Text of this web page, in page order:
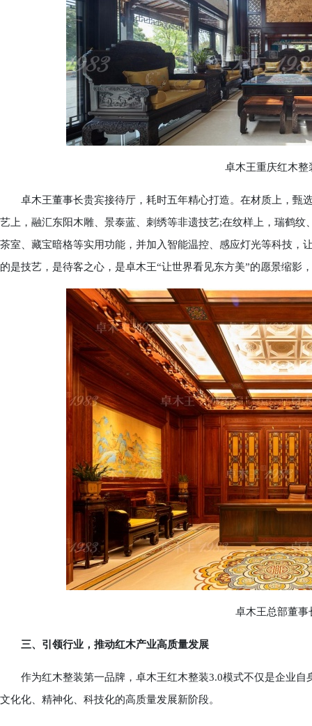
卓木王重庆红木整
卓木王董事长贵宾接待厅，耗时五年精心打造。在材质上，甄
艺上，融汇东阳木雕、景泰蓝、刺绣等非遗技艺;在纹样上，瑞鹤
茶室、藏宝暗格等实用功能，并加入智能温控、感应灯光等科技，
的是技艺，是待客之心，是卓木王“让世界看见东方美”的愿景缩影
卓木王总部董事
三、引领行业，推动红木产业高质量发展
作为红木整装第一品牌，卓木王红木整装3.0模式不仅是企业自
文化化、精神化、科技化的高质量发展新阶段。